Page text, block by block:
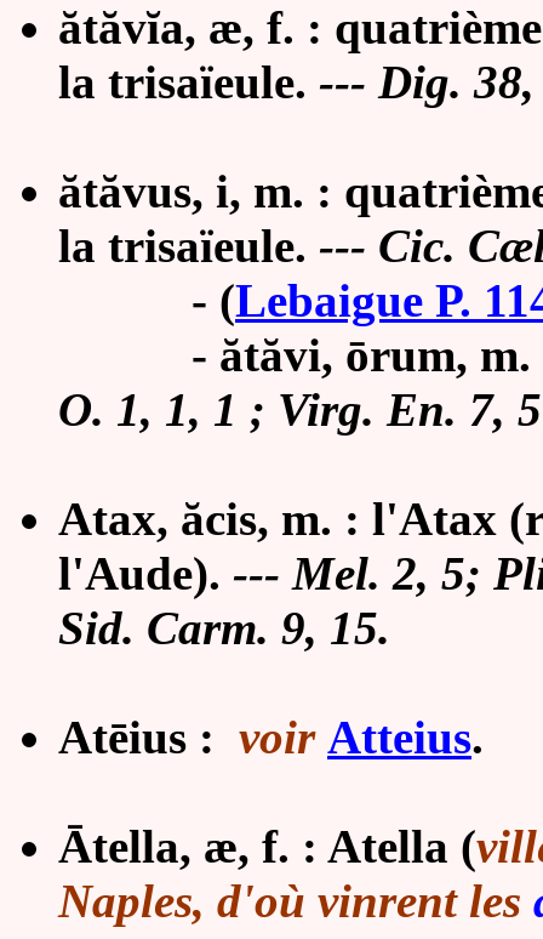
ătăvĭa, æ, f. :
la trisaïeule. --- Dig.
ătăvus, i, m. :
la trisaïeule. --- Cic.
- (Lebaigue P.
- ătăvi, ōrum, m.
O. 1, 1, 1 ; Virg. En. 7,
Atax, ăcis, m. : l'Atax
l'Aude). --- Mel. 2, 5;
Sid. Carm. 9, 15.
Atēius : voir Atteius.
Ātella, æ, f. : Atella (
Naples, d'où vinrent les